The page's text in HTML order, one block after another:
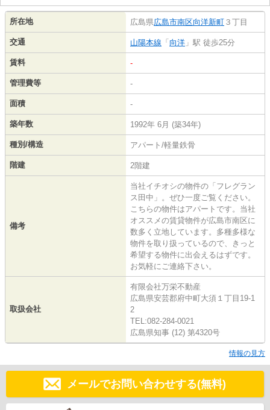
所在地 広島県広島市南区向洋新町 ３丁目
交通 山陽本線 「 向洋 」駅 徒歩25分
賃料 -
管理費等 -
面積 -
築年数 1992年 6月 (築34年)
種別/構造 アパート/軽量鉄骨
階建 2階建
備考
当社イチオシの物件の「フレグラン
ス田中」。ぜひ一度ご覧ください。
こちらの物件はアパートです。当社
オススメの賃貸物件が広島市南区に
数多く立地しています。多種多様な
物件を取り扱っているので、きっと
希望する物件に出会えるはずです。
お気軽にご連絡下さい。
取扱会社
有限会社万栄不動産
広島県安芸郡府中町大須１丁目19-1
2
TEL:082-284-0021
広島県知事 (12) 第4320号
情報の見方
メールでお問い合わせする(無料)